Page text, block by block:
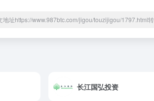
地址https://www.987btc.com/jigou/touzijigou/1797.html
长江国弘投资